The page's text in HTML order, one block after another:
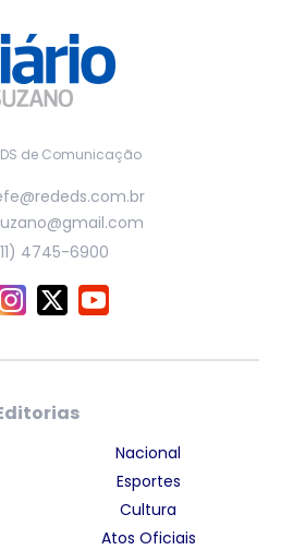
DS de Comunicação
4745-6900
Nacional
Esportes
Cultura
Atos Oficiais